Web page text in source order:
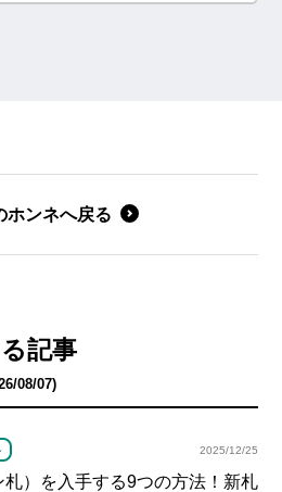
ホンネへ戻る
記事
08/07)
2025/12/25
札）を入手する9つの方法！新札